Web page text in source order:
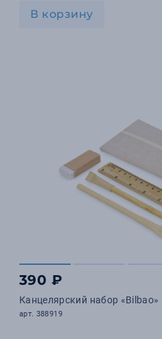
В корзину
390 ₽
Канцелярский набор «Bilbao»
арт. 388919